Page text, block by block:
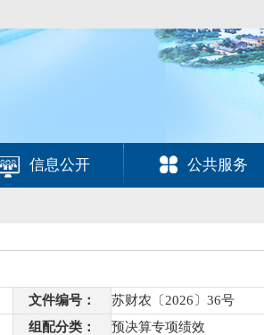
信息公开 公共服务
文件编号： 苏财农〔2026〕36号
组配分类： 预决算专项绩效